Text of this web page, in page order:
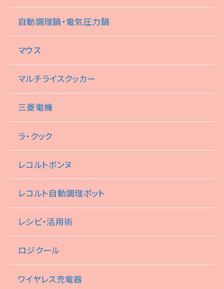
自動調理鍋・電気圧力鍋
マウス
マルチライスクッカー
三菱電機
ラ・クック
レコルトボンヌ
レコルト自動調理ポット
レシピ・活用術
ロジクール
ワイヤレス充電器